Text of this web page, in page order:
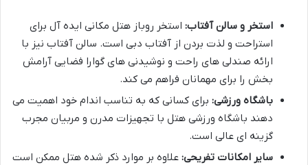
استخر و سالن آفتاب: استخر روباز هتل مکانی ایده آل برای
استراحت و لذت بردن از آفتاب دبی است. سالن آفتاب نیز با
ارائه صندلی های راحت و نوشیدنی های گوارا فضایی آرامش
بخش را برای مهمانان فراهم می کند.
باشگاه ورزشی: برای کسانی که به تناسب اندام خود اهمیت می
دهند باشگاه ورزشی هتل با تجهیزات مدرن و مربیان مجرب
گزینه ای عالی است.
سایر امکانات تفریحی: علاوه بر موارد ذکر شده هتل ممکن است